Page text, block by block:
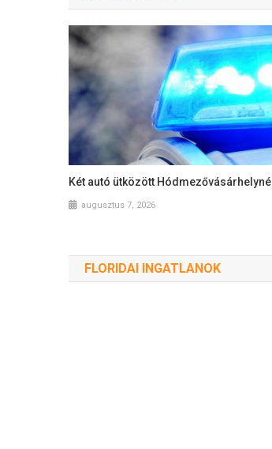
Két autó ütközött Hódmezővásárhelynél
augusztus 7, 2026
FLORIDAI INGATLANOK